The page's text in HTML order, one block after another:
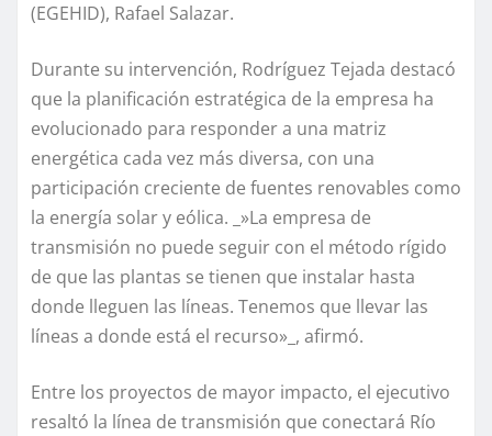
(EGEHID), Rafael Salazar.
Durante su intervención, Rodríguez Tejada destacó
que la planificación estratégica de la empresa ha
evolucionado para responder a una matriz
energética cada vez más diversa, con una
participación creciente de fuentes renovables como
la energía solar y eólica. _»La empresa de
transmisión no puede seguir con el método rígido
de que las plantas se tienen que instalar hasta
donde lleguen las líneas. Tenemos que llevar las
líneas a donde está el recurso»_, afirmó.
Entre los proyectos de mayor impacto, el ejecutivo
resaltó la línea de transmisión que conectará Río